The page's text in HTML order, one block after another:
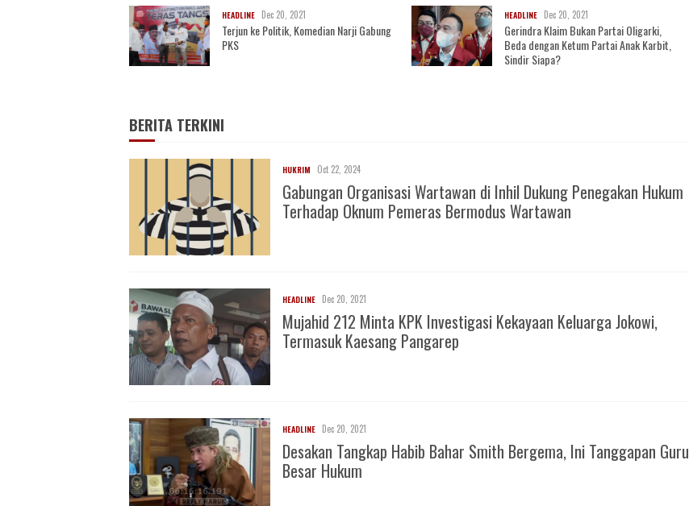
HEADLINE Dec 20, 2021
Terjun ke Politik, Komedian Narji Gabung
PKS
HEADLINE Dec 20, 2021
Gerindra Klaim Bukan Partai Oligarki,
Beda dengan Ketum Partai Anak Karbit,
Sindir Siapa?
BERITA TERKINI
HUKRIM Oct 22, 2024
Gabungan Organisasi Wartawan di Inhil Dukung Penegakan Hukum
Terhadap Oknum Pemeras Bermodus Wartawan
HEADLINE Dec 20, 2021
Mujahid 212 Minta KPK Investigasi Kekayaan Keluarga Jokowi,
Termasuk Kaesang Pangarep
HEADLINE Dec 20, 2021
Desakan Tangkap Habib Bahar Smith Bergema, Ini Tanggapan Guru
Besar Hukum